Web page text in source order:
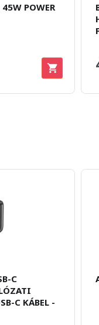
POWER
C
C KÁBEL -